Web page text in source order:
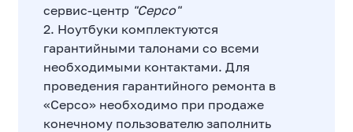
сервис-центр "Серсо"
2. Ноутбуки комплектуются
гарантийными талонами со всеми
необходимыми контактами. Для
проведения гарантийного ремонта в
«Серсо» необходимо при продаже
конечному пользователю заполнить